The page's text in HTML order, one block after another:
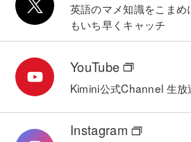
英語のマメ知識をこまめ
もいち早くキャッチ
YouTube
Kimini公式Channel 生放
Instagram